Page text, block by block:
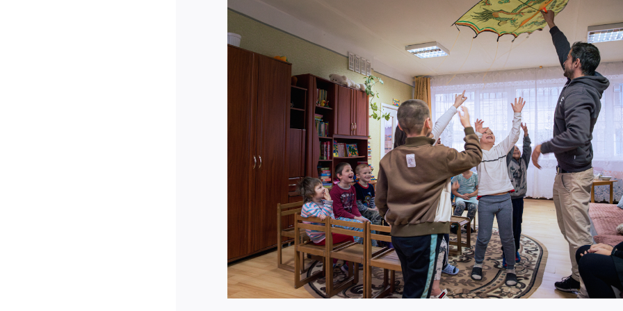
Vie de l’association
« 2025 : une belle année de
consolidation. » Un
message de Nikola
Mirkovic, Président de
Ouest-Est.
Vie